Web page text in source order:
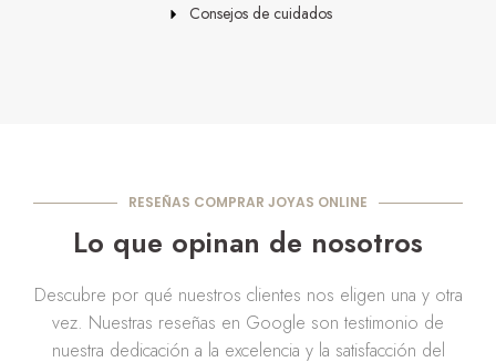
Consejos de cuidados
RESEÑAS COMPRAR JOYAS ONLINE
Lo que opinan de nosotros
Descubre por qué nuestros clientes nos eligen una y otra
vez. Nuestras reseñas en Google son testimonio de
nuestra dedicación a la excelencia y la satisfacción del